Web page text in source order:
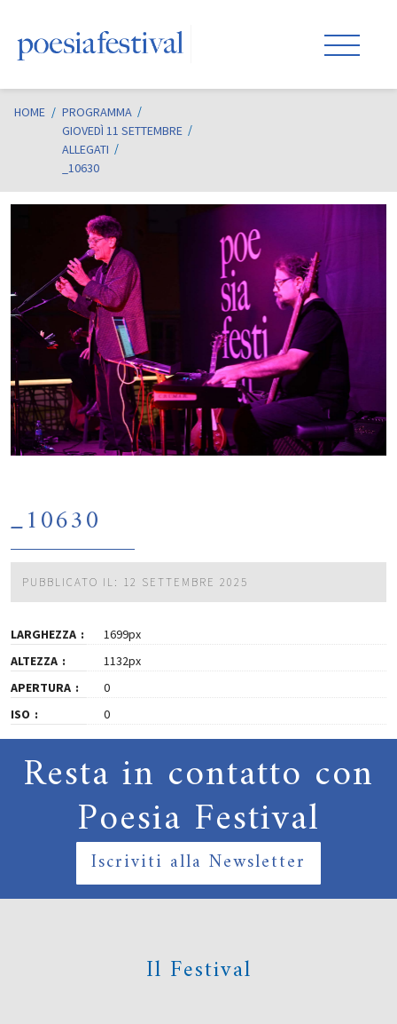
HOME / PROGRAMMA
GIOVEDÌ 11 SETTEMBRE
ALLEGATI
_10630
_10630
PUBBLICATO IL: 12 SETTEMBRE 2025
LARGHEZZA
1699px
ALTEZZA
1132px
APERTURA
0
ISO
0
Resta in contatto con
Poesia Festival
Iscriviti alla Newsletter
Il Festival